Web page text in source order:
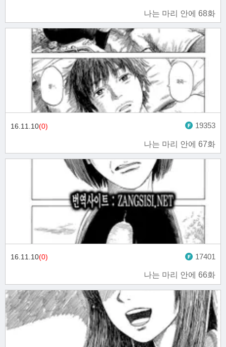
나는 마리 안에 68화
나는 마리 안에 67화
16.11.10(0) 19353
나는 마리 안에 66화
16.11.10(0) 17401